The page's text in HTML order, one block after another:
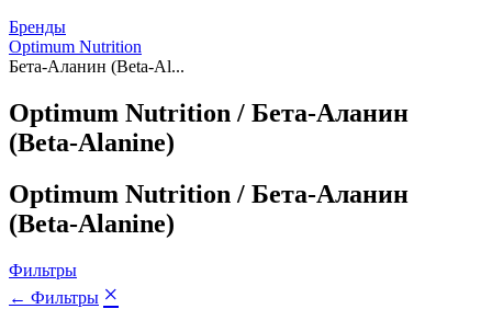
Бренды
Optimum Nutrition
Бета-Аланин (Beta-Al...
Optimum Nutrition / Бета-Аланин
(Beta-Alanine)
Optimum Nutrition / Бета-Аланин
(Beta-Alanine)
Фильтры
← Фильтры ×